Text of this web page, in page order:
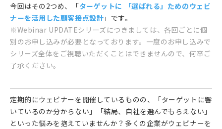
今回はその2つめ、「ターゲットに 「選ばれる」ためのウェビ
ナーを活用した顧客接点設計 」です。
※Webinar UPDATEシリーズにつきましては、各回ごとに個
別のお申し込みが必要となっております。一度のお申し込みで
シリーズ全体をご視聴いただくことはできませんので、何卒ご
了承ください。
定期的にウェビナーを開催しているものの、「ターゲットに響
いているのか分からない」「結局、自社を選んでもらえない」
といった悩みを抱えていませんか？多くの企業がウェビナーを